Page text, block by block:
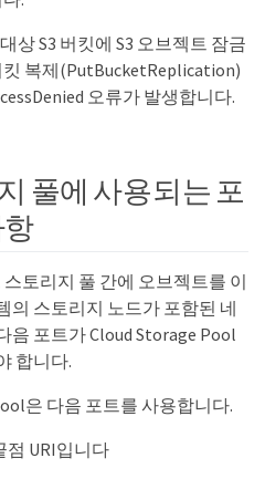
상 S3 버킷에 S3 오브젝트 잠금
복제(PutBucketReplication)
오류가 발생합니다.
풀에 사용되는 포
토리지 풀 간에 오브젝트를 이
의 스토리지 노드가 포함된 네
음 포트가 Cloud Storage Pool
합니다.
은 다음 포트를 사용합니다.
점 URI입니다